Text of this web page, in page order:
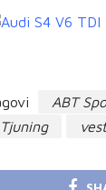
ABT
Tjuning